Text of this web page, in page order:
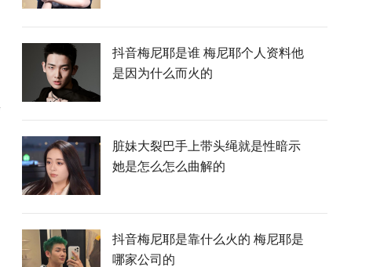
抖音梅尼耶是谁 梅尼耶个人资料他
是因为什么而火的
脏妹大裂巴手上带头绳就是性暗示
她是怎么怎么曲解的
抖音梅尼耶是靠什么火的 梅尼耶是
哪家公司的